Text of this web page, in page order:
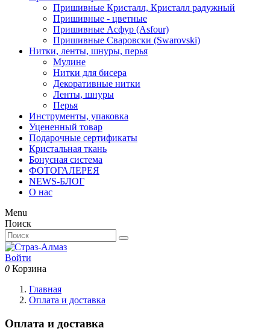
Пришивные Кристалл, Кристалл радужный
Пришивные - цветные
Пришивные Асфур (Asfour)
Пришивные Сваровски (Swarovski)
Нитки, ленты, шнуры, перья
Мулине
Нитки для бисера
Декоративные нитки
Ленты, шнуры
Перья
Инструменты, упаковка
Уцененный товар
Подарочные сертификаты
Кристальная ткань
Бонусная система
ФОТОГАЛЕРЕЯ
NEWS-БЛОГ
О нас
Menu
Поиск
Войти
0 Корзина
Главная
Оплата и доставка
Оплата и доставка